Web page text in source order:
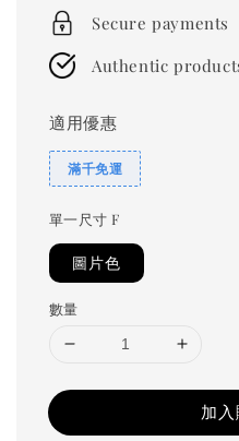
price
Secure payments
Authentic
適用優惠
滿千免運
單一尺寸 F
圖片色
數量
加